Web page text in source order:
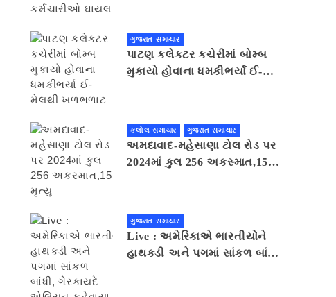
ગુજરાત સમાચાર
પાટણ કલેકટર કચેરીમાં બોમ્બ
મુકાયો હોવાના ધમકીભર્યા ઈ-
કલોલ સમાચાર ગુજરાત સમાચાર
અમદાવાદ-મહેસાણા ટોલ રોડ પર
2024માં કુલ 256 અકસ્માત,15
ગુજરાત સમાચાર
Live : અમેરિકાએ ભારતીયોને
હાથકડી અને પગમાં સાંકળ બાંધી,